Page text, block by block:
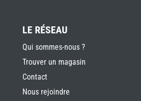
LE RÉSEAU
Qui sommes-nous ?
Trouver un magasin
Contact
Nous rejoindre